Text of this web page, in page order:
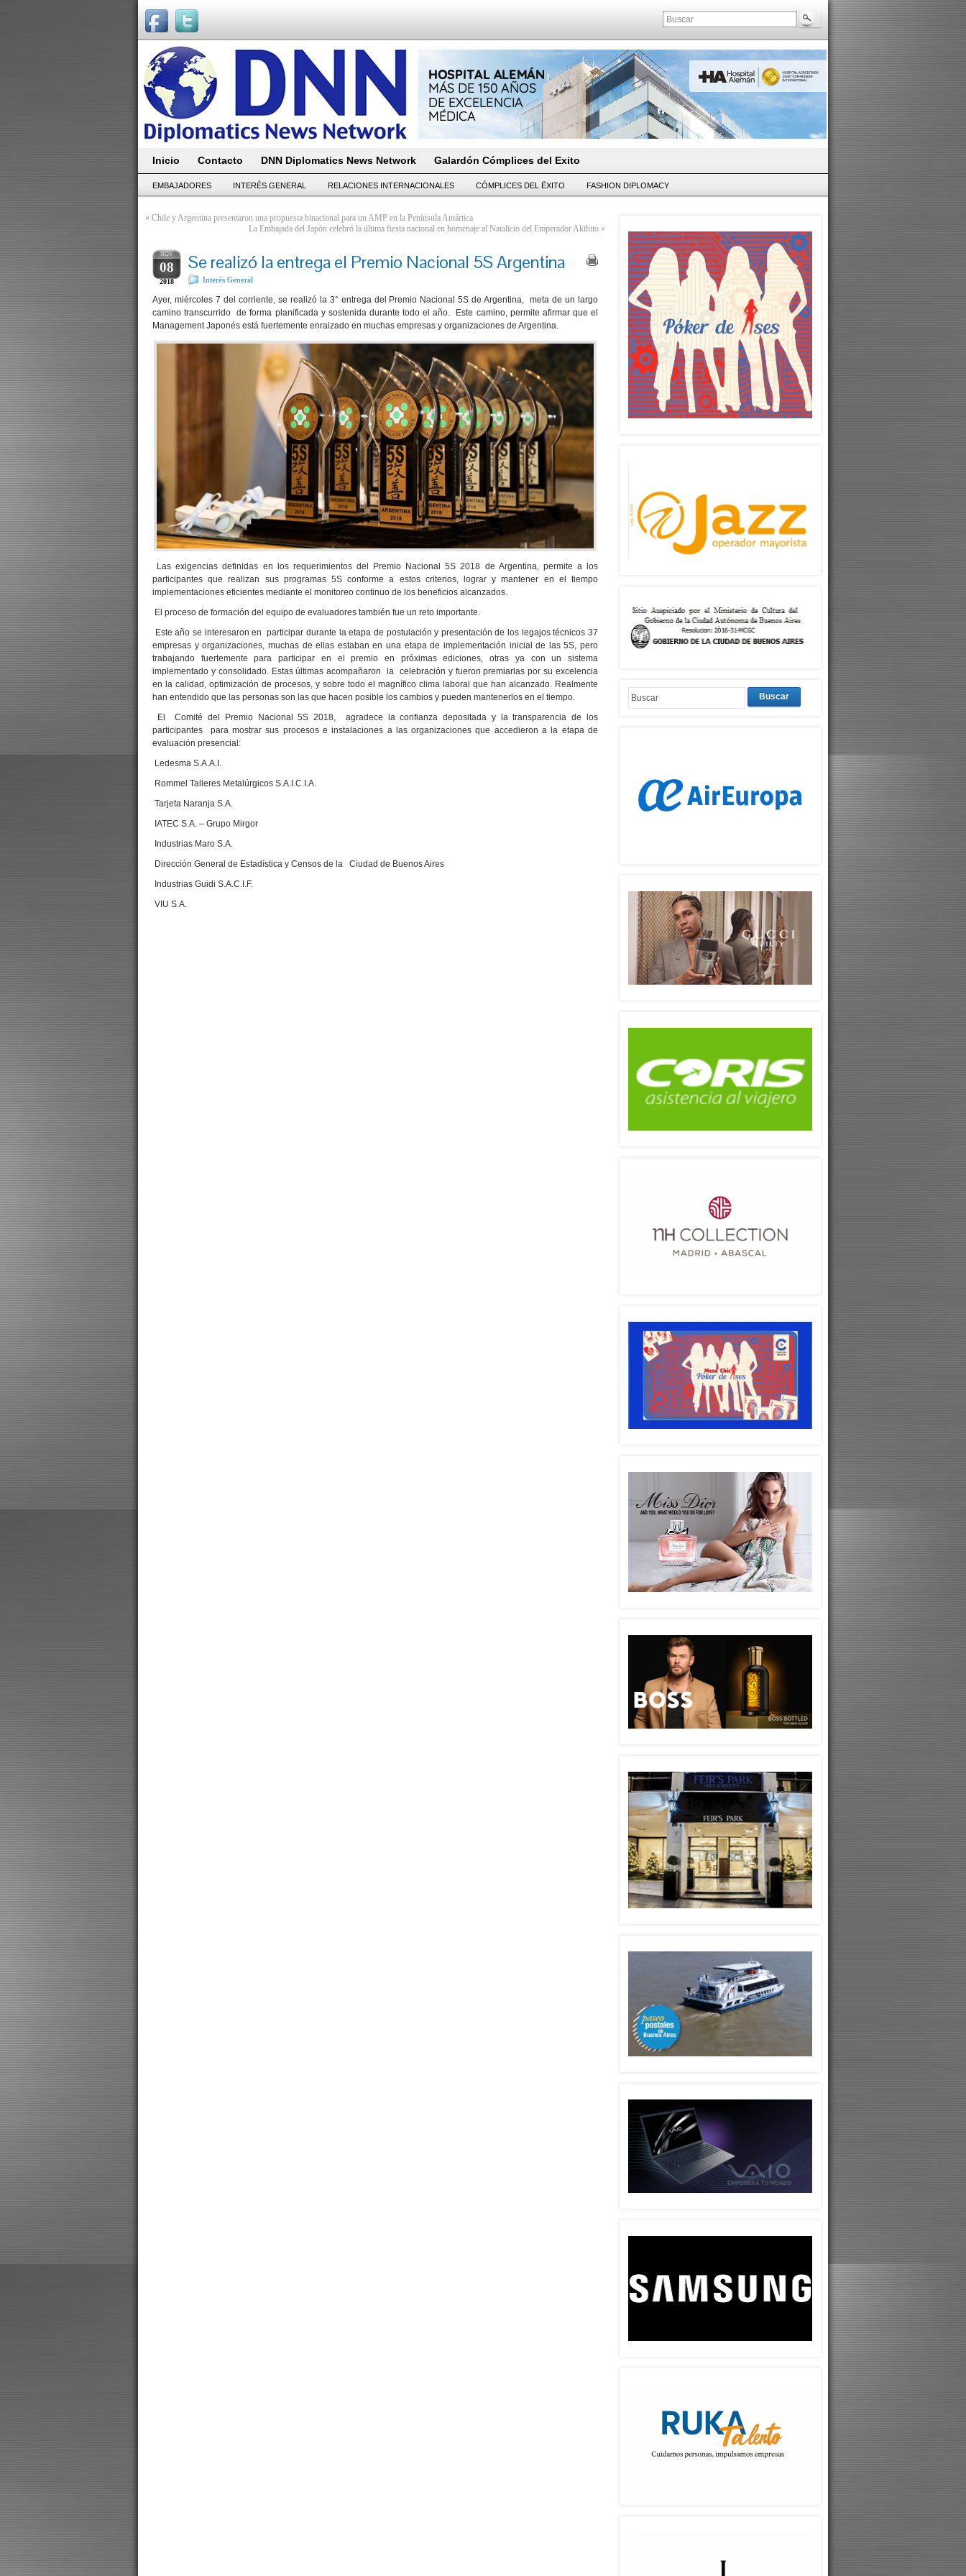
Inicio Contacto DNN Diplomatics News Network Galardón Cómplices del Exito
EMBAJADORES INTERÉS GENERAL RELACIONES INTERNACIONALES CÓMPLICES DEL ËXITO FASHION DIPLOMACY
« Chile y Argentina presentaron una propuesta binacional para un AMP en la Península Antártica
La Embajada del Japón celebró la última fiesta nacional en homenaje al Natalicio del Emperador Akihito »
NOV
08
2018
Se realizó la entrega el Premio Nacional 5S Argentina
Interés General
Ayer, miércoles 7 del corriente, se realizó la 3° entrega del Premio Nacional 5S de Argentina, meta de un largo
camino transcurrido de forma planificada y sostenida durante todo el año. Este camino, permite afirmar que el
Management Japonés está fuertemente enraizado en muchas empresas y organizaciones de Argentina.
Las exigencias definidas en los requerimientos del Premio Nacional 5S 2018 de Argentina, permite a los
participantes que realizan sus programas 5S conforme a estos criterios, lograr y mantener en el tiempo
implementaciones eficientes mediante el monitoreo continuo de los beneficios alcanzados.
El proceso de formación del equipo de evaluadores también fue un reto importante.
Este año se interesaron en participar durante la etapa de postulación y presentación de los legajos técnicos 37
empresas y organizaciones, muchas de ellas estaban en una etapa de implementación inicial de las 5S, pero
trabajando fuertemente para participar en el premio en próximas ediciones, otras ya con un sistema
implementado y consolidado. Estas últimas acompañaron la celebración y fueron premiarlas por su excelencia
en la calidad, optimización de procesos, y sobre todo el magnífico clima laboral que han alcanzado. Realmente
han entendido que las personas son las que hacen posible los cambios y pueden mantenerlos en el tiempo.
El Comité del Premio Nacional 5S 2018, agradece la confianza depositada y la transparencia de los
participantes para mostrar sus procesos e instalaciones a las organizaciones que accedieron a la etapa de
evaluación presencial:
Ledesma S.A.A.I.
Rommel Talleres Metalúrgicos S.A.I.C.I.A.
Tarjeta Naranja S.A.
IATEC S.A. – Grupo Mirgor
Industrias Maro S.A.
Dirección General de Estadística y Censos de la Ciudad de Buenos Aires
Industrias Guidi S.A.C.I.F.
VIU S.A.
Buscar